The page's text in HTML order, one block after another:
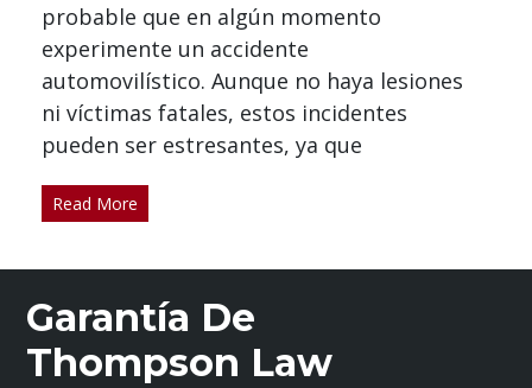
probable que en algún momento
experimente un accidente
automovilístico. Aunque no haya lesiones
ni víctimas fatales, estos incidentes
pueden ser estresantes, ya que
Read More
Garantía De
Thompson Law